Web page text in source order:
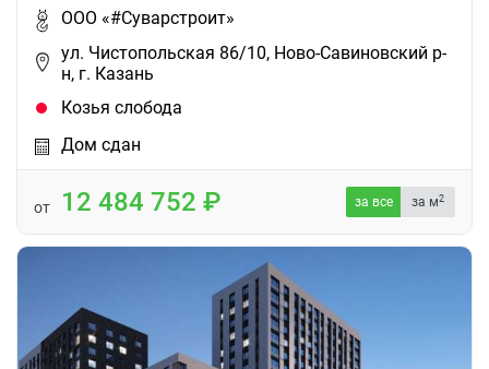
ООО «#Суварстроит»
ул. Чистопольская 86/10, Ново-Савиновский р-
н, г. Казань
Козья слобода
Дом сдан
от 12 484 752 за все за м2